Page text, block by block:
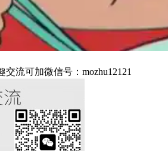
流可加微信号：mozhu12121